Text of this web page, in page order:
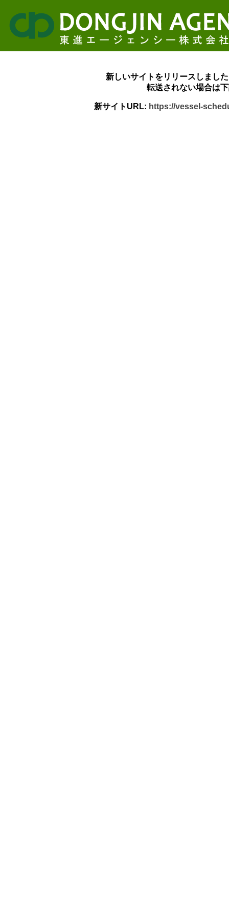
新しいサイトをリリースしまし
転送されない場合は
新サイトURL: https://vessel-